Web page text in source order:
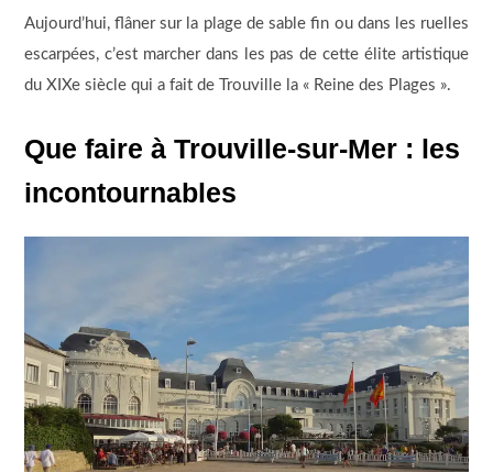
Aujourd’hui, flâner sur la plage de sable fin ou dans les ruelles
escarpées, c’est marcher dans les pas de cette élite artistique
du XIXe siècle qui a fait de Trouville la « Reine des Plages ».
Que faire à Trouville-sur-Mer : les
incontournables